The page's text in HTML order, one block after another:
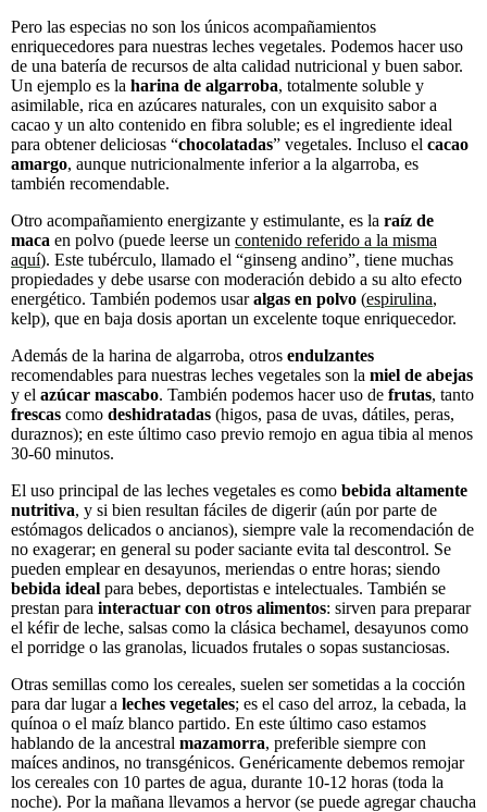
Pero las especias no son los únicos acompañamientos
enriquecedores para nuestras leches vegetales. Podemos hacer uso
de una batería de recursos de alta calidad nutricional y buen sabor.
Un ejemplo es la harina de algarroba, totalmente soluble y
asimilable, rica en azúcares naturales, con un exquisito sabor a
cacao y un alto contenido en fibra soluble; es el ingrediente ideal
para obtener deliciosas “chocolatadas” vegetales. Incluso el cacao
amargo, aunque nutricionalmente inferior a la algarroba, es
también recomendable.
Otro acompañamiento energizante y estimulante, es la raíz de
maca en polvo (puede leerse un contenido referido a la misma
aquí). Este tubérculo, llamado el “ginseng andino”, tiene muchas
propiedades y debe usarse con moderación debido a su alto efecto
energético. También podemos usaralgas en polvo (espirulina,
kelp), que en baja dosis aportan un excelente toque enriquecedor.
Además de la harina de algarroba, otros endulzantes
recomendables para nuestras leches vegetales son la miel de abejas
y el azúcar mascabo. También podemos hacer uso de frutas, tanto
frescas como deshidratadas (higos, pasa de uvas, dátiles, peras,
duraznos); en este último caso previo remojo en agua tibia al menos
30-60 minutos.
El uso principal de las leches vegetales es como bebida altamente
nutritiva, y si bien resultan fáciles de digerir (aún por parte de
estómagos delicados o ancianos), siempre vale la recomendación de
no exagerar; en general su poder saciante evita tal descontrol. Se
pueden emplear en desayunos, meriendas o entre horas; siendo
bebida ideal para bebes, deportistas e intelectuales. También se
prestan para interactuar con otros alimentos: sirven para preparar
el kéfir de leche, salsas como la clásica bechamel, desayunos como
el porridge o las granolas, licuados frutales o sopas sustanciosas.
Otras semillas como los cereales, suelen ser sometidas a la cocción
para dar lugar a leches vegetales; es el caso del arroz, la cebada, la
quínoa o el maíz blanco partido. En este último caso estamos
hablando de la ancestral mazamorra, preferible siempre con
maíces andinos, no transgénicos. Genéricamente debemos remojar
los cereales con 10 partes de agua, durante 10-12 horas (toda la
noche). Por la mañana llevamos a hervor (se puede agregar chaucha